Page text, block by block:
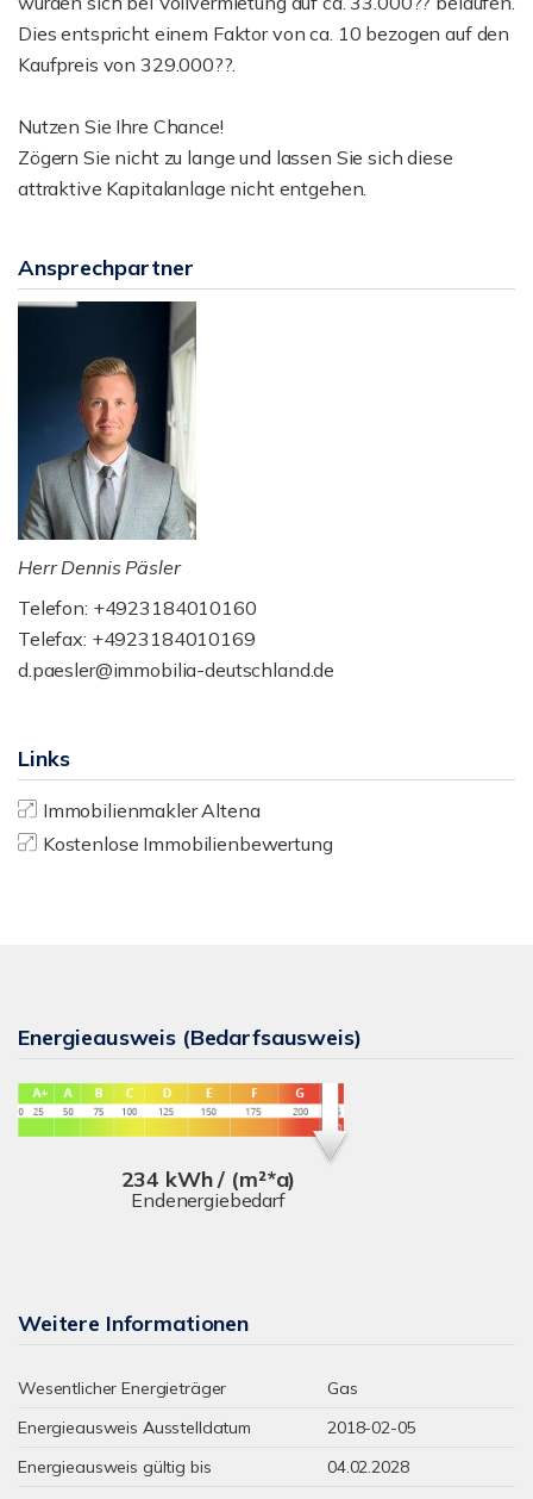
Dies entspricht einem Faktor von ca. 10 bezogen auf den
Kaufpreis von 329.000??.
Nutzen Sie Ihre Chance!
Zögern Sie nicht zu lange und lassen Sie sich diese
attraktive Kapitalanlage nicht entgehen.
Ansprechpartner
Herr Dennis Päsler
Telefon: +4923184010160
Telefax: +4923184010169
d.paesler@immobilia-deutschland.de
Links
Immobilienmakler Altena
Kostenlose Immobilienbewertung
Energieausweis (Bedarfsausweis)
234 kWh / (m²*a)
Endenergiebedarf
Weitere Informationen
Wesentlicher Energieträger
Gas
Energieausweis Ausstelldatum
2018-02-05
Energieausweis gültig bis
04.02.2028